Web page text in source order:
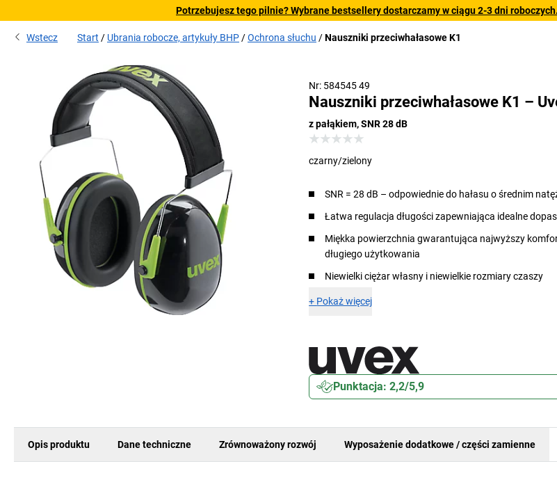
Potrzebujesz tego pilnie? Wybrane bestsellery dostarczamy w ciągu 2-3 dni
Wstecz Start Ubrania robocze, artykuły BHP Ochrona słuchu Nauszniki przeciwhałasowe K1
Nr: 584545 49
Nauszniki przeciwhałasowe K1 –
z pałąkiem, SNR 28 dB
czarny/zielony
SNR = 28 dB – odpowiednie do hałasu o średnim
Łatwa regulacja długości zapewniająca idealne
Miękka powierzchnia gwarantująca najwyższy
długiego użytkowania
Niewielki ciężar własny i niewielkie rozmiary czaszy
+ Pokaż więcej
Punktacja: 2,2/5,9
Opis produktu Dane techniczne Zrównoważony rozwój Wyposażenie dodatkowe / części zamienne